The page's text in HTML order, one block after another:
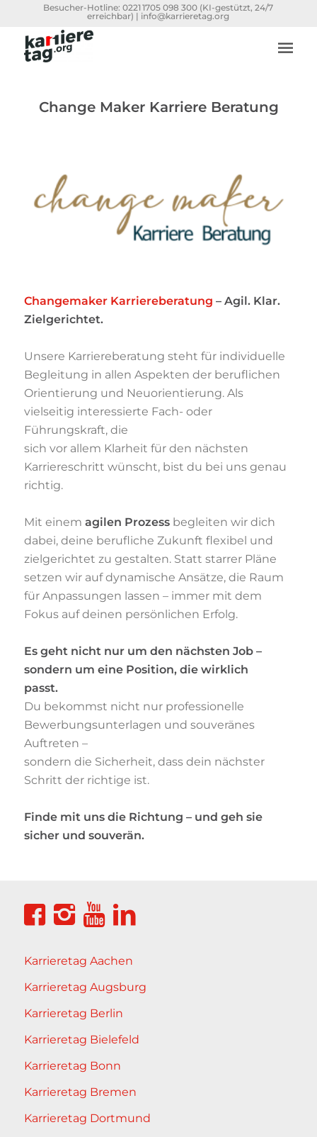
Besucher-Hotline:0221 1705 098 300 (KI-gestützt, 24/7
erreichbar) | info@karrieretag.org
Change Maker Karriere Beratung
Changemaker Karriereberatung – Agil. Klar.
Zielgerichtet.
Unsere Karriereberatung steht für individuelle
Begleitung in allen Aspekten der beruflichen
Orientierung und Neuorientierung. Als
vielseitig interessierte Fach- oder
Führungskraft, die
sich vor allem Klarheit für den nächsten
Karriereschritt wünscht, bist du bei uns genau
richtig.
Mit einem agilen Prozess begleiten wir dich
dabei, deine berufliche Zukunft flexibel und
zielgerichtet zu gestalten. Statt starrer Pläne
setzen wir auf dynamische Ansätze, die Raum
für Anpassungen lassen – immer mit dem
Fokus auf deinen persönlichen Erfolg.
Es geht nicht nur um den nächsten Job –
sondern um eine Position, die wirklich
passt.
Du bekommst nicht nur professionelle
Bewerbungsunterlagen und souveränes
Auftreten –
sondern die Sicherheit, dass dein nächster
Schritt der richtige ist.
Finde mit uns die Richtung – und geh sie
sicher und souverän.
Karrieretag Aachen
Karrieretag Augsburg
Karrieretag Berlin
Karrieretag Bielefeld
Karrieretag Bonn
Karrieretag Bremen
Karrieretag Dortmund